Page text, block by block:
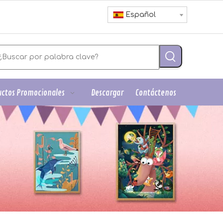
Español
Promocionales Descargar Contáctenos